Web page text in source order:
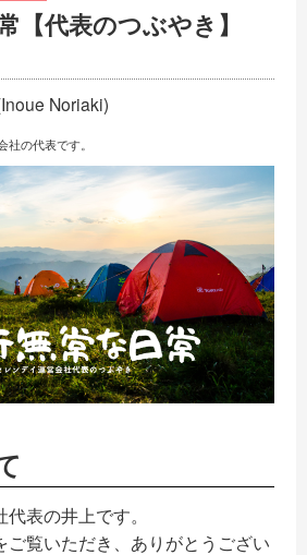
【代表のつぶやき】
Noriaki)
の代表です。
表の井上です。
ご覧いただき、ありがとうござい
て